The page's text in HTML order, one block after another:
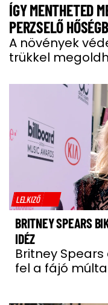
ÍGY MENTHETED
PERZSELŐ
A növények
trükkel
LELKIZŐ
BRITNEY SPEARS
IDÉZ
Britney
fel a fájó